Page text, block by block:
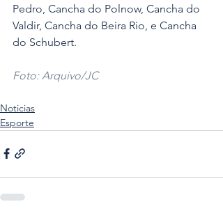
Pedro, Cancha do Polnow, Cancha do
Valdir, Cancha do Beira Rio, e Cancha
do Schubert.
Foto: Arquivo/JC
Noticias
Esporte